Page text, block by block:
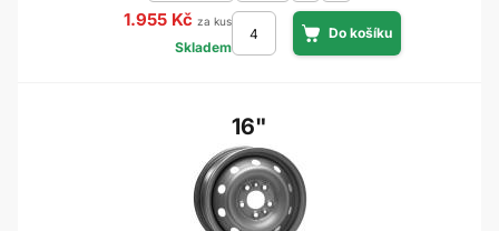
1.955 Kčza kus
Skladem
16"